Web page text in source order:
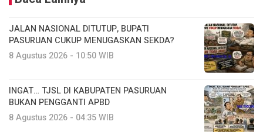
JALAN NASIONAL DITUTUP, BUPATI
PASURUAN CUKUP MENUGASKAN SEKDA?
8 Agustus 2026 - 10:50 WIB
INGAT… TJSL DI KABUPATEN PASURUAN
BUKAN PENGGANTI APBD
8 Agustus 2026 - 04:35 WIB